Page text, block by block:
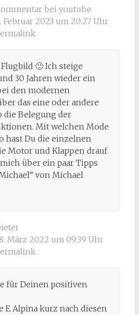
bei youtube
Februar 2023 um 20:27 Uhr
🙂 Ich steige
30 Jahren wieder ein
den modernen
das eine oder andere
die Belegung der
Mit welchen Mode
hast Du die einzelnen
Motor und Klappen drauf
über ein paar Tipps
von Michael
März 2022 um 09:39 Uhr
für Deinen positiven
E Alpina kurz nach diesen